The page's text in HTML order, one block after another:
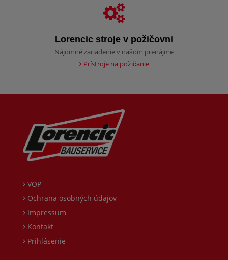
Lorencic stroje v požičovni
Nájomné zariadenie v našom prenájme
Prístroje na požičanie
VOP
Ochrana osobných údajov
Impressum
Kontakt
Prihlásenie